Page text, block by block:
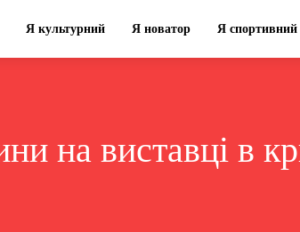
Я культурний Я новатор Я спортивний
на виставці в